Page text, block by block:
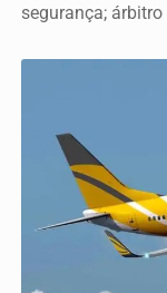
segurança;